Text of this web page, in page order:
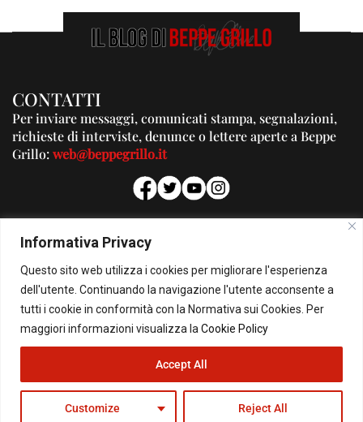
Informativa Privacy
Questo sito web utilizza i cookies per migliorare l'esperienza
dell'utente. Continuando la navigazione l'utente acconsente a
tutti i cookie in conformità con la Normativa sui Cookies. Per
maggiori informazioni visualizza la Cookie Policy
Customize Reject All
Accept All
CONTATTI
Per inviare messaggi, comunicati stampa, segnalazioni,
richieste di interviste, denunce o lettere aperte a Beppe
Grillo:web@beppegrillo.it
PUBBLICITA'
Per la tua pubblicità su questo Blog:
pubblicita@beppegrillo.it
© Copyright 2026 - Il Blog di Beppe Grillo. All Rights Reserved - Powered by
happygrafic.com